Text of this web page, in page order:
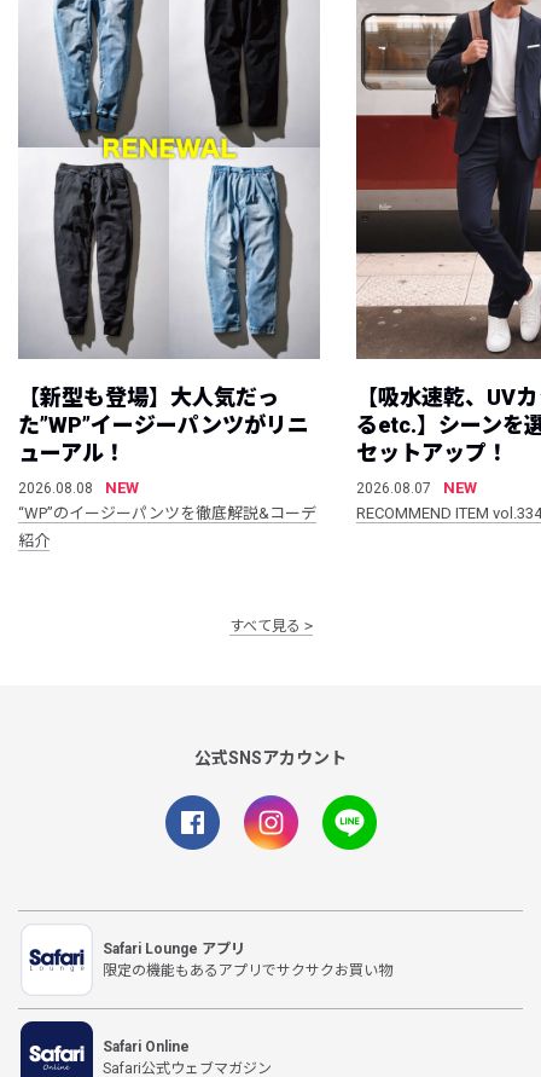
【新型も登場】大人気だっ
た”WP”イージーパンツがリニ
ューアル！
2026.08.08
NEW
“WP”のイージーパンツを徹底解説&コーデ
紹介
【吸水速乾、UV
るetc.】シーンを
セットアップ！
2026.08.07
NEW
RECOMMEND ITEM vol.334
すべて見る
公式SNSアカウント
Safari Lounge アプリ
限定の機能もあるアプリでサクサクお買い物
Safari Online
Safari公式ウェブマガジン